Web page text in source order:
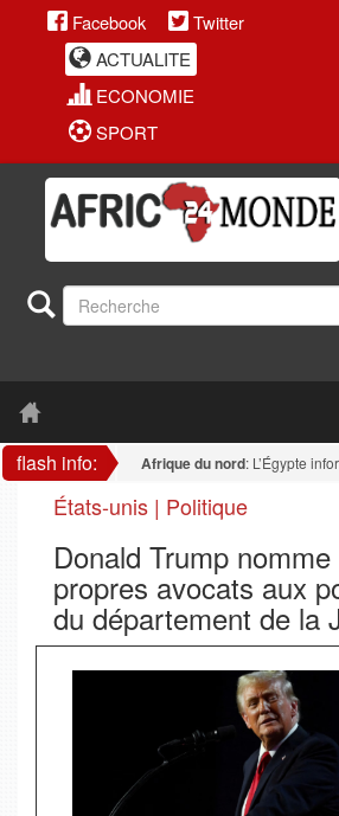
Facebook
Twitter
ACTUALITE
ECONOMIE
SPORT
flash info: Afrique du nord: L’Égypte informe
États-unis | Politique
Donald Trump
propres avocats aux
du département de la